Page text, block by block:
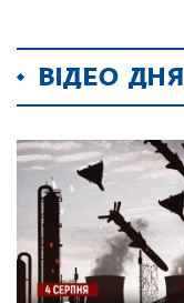
ВІДЕО ДНЯ